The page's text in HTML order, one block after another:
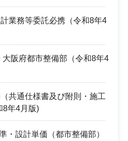
業務等委託必携（令和8年4
阪府都市整備部（令和8年4
共通仕様書及び附則・施工
8年4月版)
・設計単価（都市整備部）